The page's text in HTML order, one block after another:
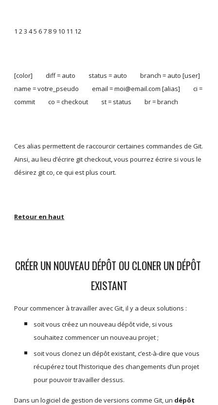
1 2 3 4 5 6 7 8 9 10 11 12
[color]         diff = auto         status = auto         branch = auto [user]
name = votre_pseudo         email = moi@email.com [alias]         ci =
commit         co = checkout         st = status         br = branch
Ces alias permettent de raccourcir certaines commandes de Git.
Ainsi, au lieu d’écrire git checkout, vous pourrez écrire si vous le
désirez git co, ce qui est plus court.
Retour en haut
CRÉER UN NOUVEAU DÉPÔT OU CLONER UN DÉPÔT
EXISTANT
Pour commencer à travailler avec Git, il y a deux solutions :
soit vous créez un nouveau dépôt vide, si vous
souhaitez commencer un nouveau projet ;
soit vous clonez un dépôt existant, c’est-à-dire que vous
récupérez tout l’historique des changements d’un projet
pour pouvoir travailler dessus.
Dans un logiciel de gestion de versions comme Git, un dépôt